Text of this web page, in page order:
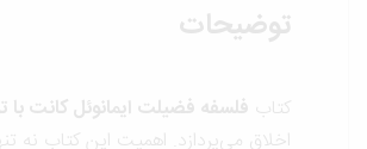
توضیحات
کتاب فلسفه فضیلت ایمانوئل کانت
اخلاق می‌پردازد. اهمیت این کتاب نه